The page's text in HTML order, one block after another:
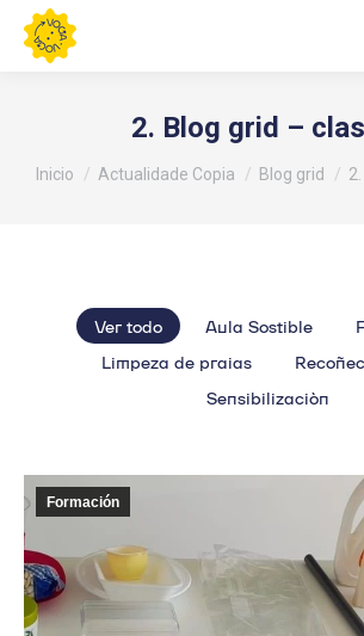
2. Blog grid –
Estás aquí:
Inicio Actualidade Copia Blog grid
Ver todo Aula Sostible
Limpeza de praias
Sensibilización
Formación